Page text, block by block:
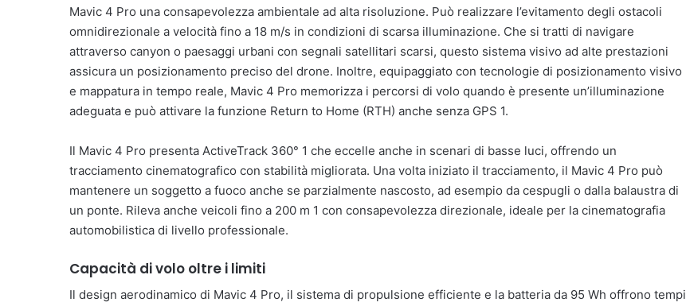
Mavic 4 Pro una consapevolezza ambientale ad alta risoluzione. Può realizzare l’evitamento degli ostacoli
omnidirezionale a velocità fino a 18 m/s in condizioni di scarsa illuminazione. Che si tratti di navigare
attraverso canyon o paesaggi urbani con segnali satellitari scarsi, questo sistema visivo ad alte prestazioni
assicura un posizionamento preciso del drone. Inoltre, equipaggiato con tecnologie di posizionamento visivo
e mappatura in tempo reale, Mavic 4 Pro memorizza i percorsi di volo quando è presente un’illuminazione
adeguata e può attivare la funzione Return to Home (RTH) anche senza GPS 1.
Il Mavic 4 Pro presenta ActiveTrack 360° 1 che eccelle anche in scenari di basse luci, offrendo un
tracciamento cinematografico con stabilità migliorata. Una volta iniziato il tracciamento, il Mavic 4 Pro può
mantenere un soggetto a fuoco anche se parzialmente nascosto, ad esempio da cespugli o dalla balaustra di
un ponte. Rileva anche veicoli fino a 200 m 1 con consapevolezza direzionale, ideale per la cinematografia
automobilistica di livello professionale.
Capacità di volo oltre i limiti
Il design aerodinamico di Mavic 4 Pro, il sistema di propulsione efficiente e la batteria da 95 Wh offrono tempi